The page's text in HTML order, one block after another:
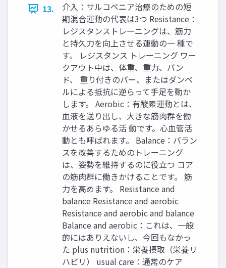
13.
介入：サルコペニア治療のための短
期混合運動の代表は3つ Resistance：
レジスタンストレーニングは、筋力
と持久力を向上させる運動の一 種で
す。 レジスタンス トレーニング ワー
クアウト中は、体重、重力、バン
ド、 重り付きのバー、またはダンベ
ルによる抵抗に逆らって手足を動か
します。 Aerobic：有酸素運動とは、
血液を送り出し、大きな筋肉群を働
かせるあらゆる活 動です。心血管活
動とも呼ばれます。 Balance：バラン
スを改善するためのトレーニング
は、姿勢を維持するのに役立つ コア
の筋肉群に働きかけることです。 筋
力を高めます。 Resistance and
balance Resistance and aerobic
Resistance and aerobic and balance
Balance and aerobic：これは、一般
的にはありえないし、今回もなかっ
た plus nutrition：栄養摂取（栄養リ
ハビリ） usual care：通常のケア